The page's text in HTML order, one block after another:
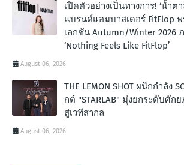
เปิดตัวอย่างเป็นทางการ! ‘น้ำ
แบรนด์แอมบาสเดอร์ FitFlop
เลกชัน Autumn/Winter 2026
‘Nothing Feels Like FitFlop’
August 06, 2026
THE LEMON SHOT ผนึกกำลัง
กต์ "STARLAB" มุ่งยกระดับศัก
สู่เวทีสากล
August 06, 2026